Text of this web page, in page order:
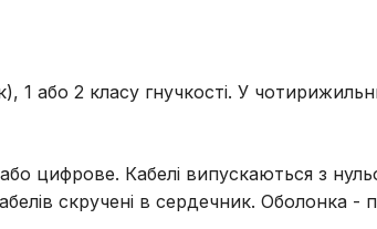
або 2 класу гнучкості. У
або цифрове. Кабелі випускаються з
скручені в сердечник. Оболонка -